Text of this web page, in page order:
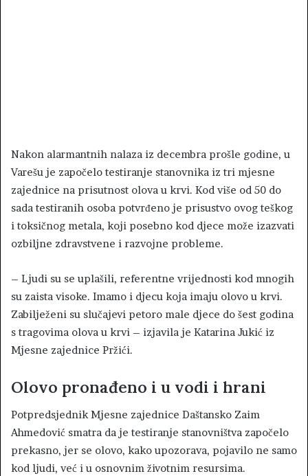
Nakon alarmantnih nalaza iz decembra prošle godine, u
Varešu je započelo testiranje stanovnika iz tri mjesne
zajednice na prisutnost olova u krvi. Kod više od 50 do
sada testiranih osoba potvrđeno je prisustvo ovog teškog
i toksičnog metala, koji posebno kod djece može izazvati
ozbiljne zdravstvene i razvojne probleme.
– Ljudi su se uplašili, referentne vrijednosti kod mnogih
su zaista visoke. Imamo i djecu koja imaju olovo u krvi.
Zabilježeni su slučajevi petoro male djece do šest godina
s tragovima olova u krvi – izjavila je Katarina Jukić iz
Mjesne zajednice Pržići.
Olovo pronađeno i u vodi i hrani
Potpredsjednik Mjesne zajednice Daštansko Zaim
Ahmedović smatra da je testiranje stanovništva započelo
prekasno, jer se olovo, kako upozorava, pojavilo ne samo
kod ljudi, već i u osnovnim životnim resursima.